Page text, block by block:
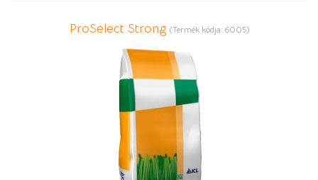
ProSelect Strong (Termék kódja: 6005)